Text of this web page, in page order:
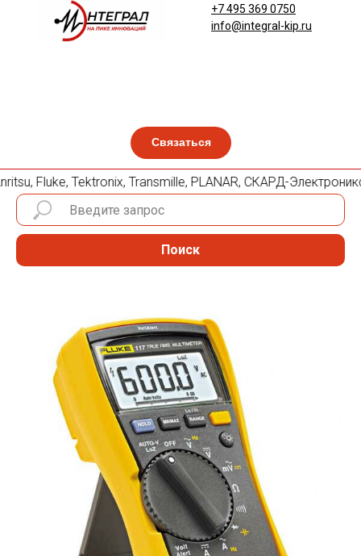
Связаться
+7 495 369 0750
info@integral-kip.ru
Fluke, Tektronix, Transmille, PLANAR, СКАРД-
Поиск